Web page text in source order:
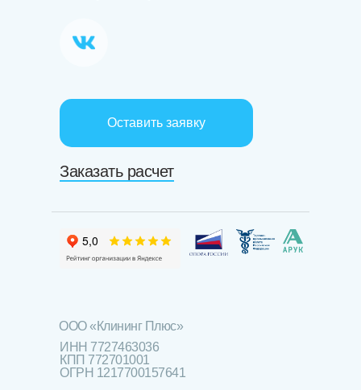
Оставить заявку
Заказать расчет
ИНН 7727463036
КПП 772701001
ОГРН 1217700157641
ООО «Клининг Плюс»